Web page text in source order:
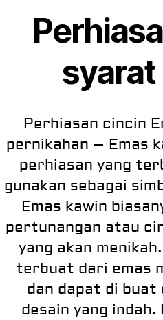
Perhiasan cincin
pernikahan – Emas
perhiasan yang
gunakan sebagai
Emas kawin
pertunangan atau
yang akan
terbuat dari emas
dan dapat di buat
desain yang